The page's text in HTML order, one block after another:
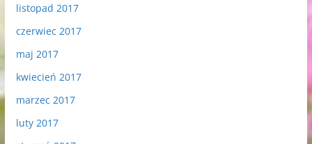
listopad 2017
czerwiec 2017
maj 2017
kwiecień 2017
marzec 2017
luty 2017